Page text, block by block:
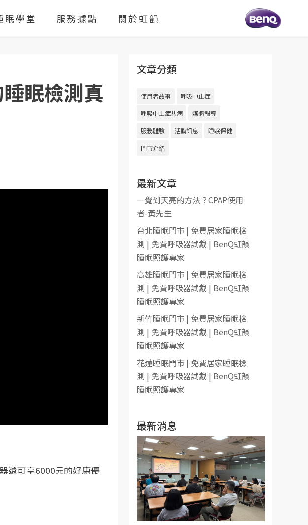
眠學堂 服務據點 關於虹韻
眠檢測真
還可享6000元的好康優
文章分類
使用者故事 呼吸中止症
呼吸中止症共病 媒體報導
服務體驗 活動訊息 睡眠保健
門市介紹
最新文章
一覺到天亮的方法？CPAP使用
者-黃先生
台北睡眠門市 | 免費居家睡眠檢
測 | 免費呼吸器試戴 | BenQ虹韻
睡眠照護專家
高雄睡眠門市 | 免費居家睡眠檢
測 | 免費呼吸器試戴 | BenQ虹韻
睡眠照護專家
新竹睡眠門市 | 免費居家睡眠檢
測 | 免費呼吸器試戴 | BenQ虹韻
睡眠照護專家
花蓮睡眠門市 | 免費居家睡眠檢
測 | 免費呼吸器試戴 | BenQ虹韻
睡眠照護專家
最新消息